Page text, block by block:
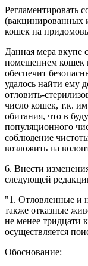
Регламентировать
(вакцинированных
кошек на
Данная мера вкупе
помещением кошек
обеспечит
удалось найти ему
отловить-
число кошек, т.к. им
обитания, что в
популяционного
соблюдение
возложить на
6. Внести
следующей
"1. Отловленные и
также отказные
не менее тридцати
осуществляется
Обоснование: